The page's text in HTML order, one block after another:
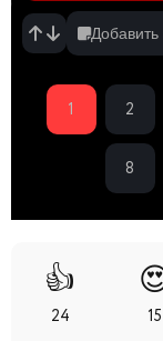
Добавить
1 2
8
👍
24 15